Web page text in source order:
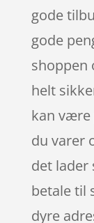
gode
gode
shoppen
helt
kan være
du varer
det lader
betale til
dyre